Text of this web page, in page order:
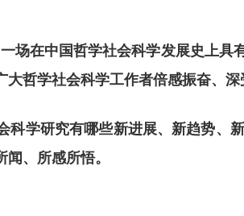
场在中国哲学社会科学发展史上
哲学社会科学工作者倍感振奋、深
科学研究有哪些新进展、新趋势、
、所感所悟。